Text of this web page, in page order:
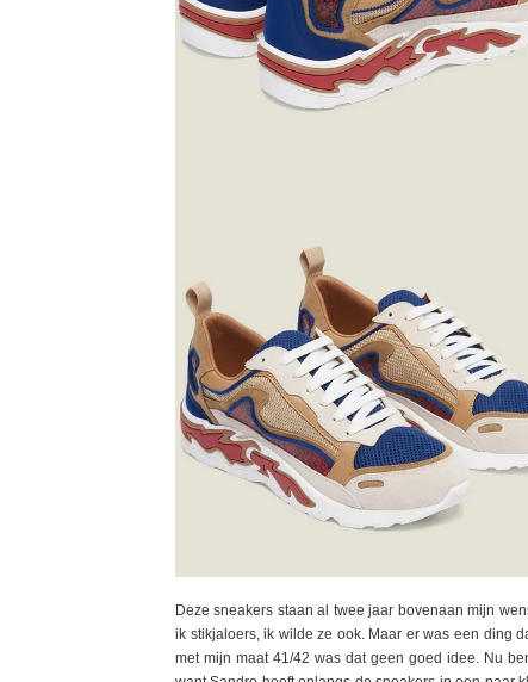
Deze sneakers staan al twee jaar bovenaan mijn
ik stikjaloers, ik wilde ze ook. Maar er was een ding
met mijn maat 41/42 was dat geen goed idee. Nu